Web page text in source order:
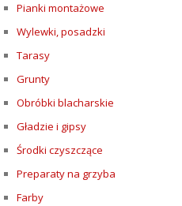
Pianki montażowe
Wylewki, posadzki
Tarasy
Grunty
Obróbki blacharskie
Gładzie i gipsy
Środki czyszczące
Preparaty na grzyba
Farby